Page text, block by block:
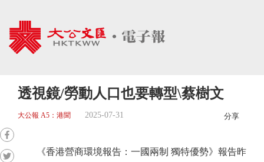
透視鏡/勞動人口也要轉型\蔡樹文
大公報 A5：港聞 2025-07-31 分享
《香港營商環境報告：一國兩制 獨特優勢》報告昨